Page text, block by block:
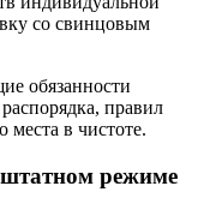
со свинцовым
обязанности
правил
в чистоте.
штатном режиме